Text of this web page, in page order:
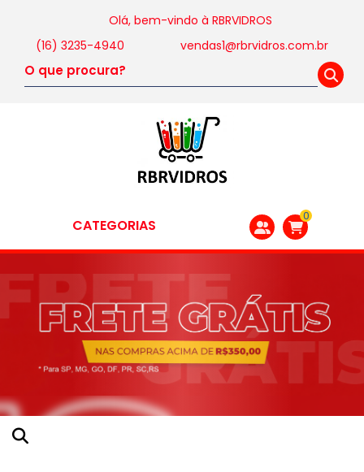
Olá, bem-vindo à RBRVIDROS
(16) 3235-4940
vendas1@rbrvidros.com.br
CATEGORIAS 0